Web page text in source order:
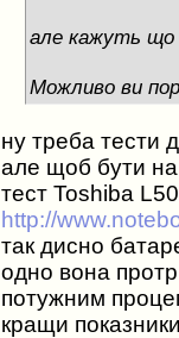
але кажуть що
Можливо ви
ну треба тести
але щоб бути
тест Toshiba
http://
так дисно
одно вона
потужним
кращи